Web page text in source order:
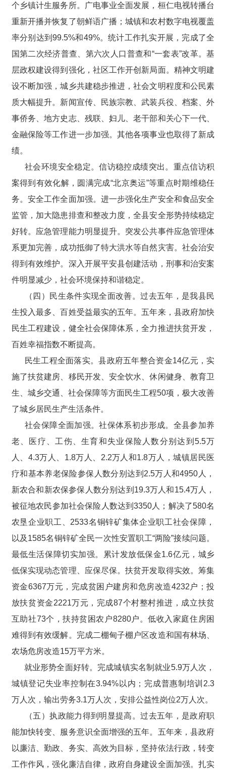
个乡镇计生服务所。广电事业全面发展，桓仁电视转播台
重新开播并恢复了朝鲜语广播；城镇和农村数字电视覆盖
率分别达到99.5%和49%。统计工作扎实开展，完成了全
国第二次经济普查、第六次人口普查和“一套表”改革。基
层政权建设得到强化，社区工作开创新局面。精神文明建
设不断加强，城乡共建稳步推进，社会文明程度和公民素
质大幅提升。新闻宣传、民族宗教、武装兵役、档案、外
事侨务、地方史志、残联、妇儿、老干部和关心下一代、
金融保险等工作进一步加强。其他各项事业也取得了新成
绩。
社会环境安全稳定。信访稳控成绩突出。重点信访积
案得到有效化解，圆满完成“北京奥运”等重点时期维稳任
务。安全工作全面加强。进一步强化生产安全和食品安全
监管，加大隐患排查和整改力度，全县安全形势持续稳定
好转。应急管理能力明显提升。突发公共事件应急管理体
系更加完善，成功抵御了特大洪水等自然灾害。社会治安
得到有效维护。深入开展平安县创建活动，刑事和治安案
件明显减少，社会环境保持和谐稳定。
（四）民生条件实现全面改善。过去五年，是我县民
生投入最多、百姓受益最实的五年。五年来，县政府加快
民生工程建设，健全社会保障体系，全力推进扶贫开发，
百姓幸福指数不断提高。
民生工程全面落实。县政府五年整合资金14亿元，实
施了扶贫建房、移民开发、安全饮水、休闲健身、教育卫
生、城乡交通、社会保障等方面民生工程50项，极大改善
了城乡居民生产生活条件。
社会保障全面加强。社保体系初步形成。全县参加养
老、医疗、工伤、生育和失业保险人数分别达到5.5万
人、4.3万人、1.8万人、2.2万人和1.8万人，城镇居民医
疗和基本养老保险参保人数分别达到2.5万人和4950人，
新农合和新农保参保人数分别达到19.3万人和15.4万人，
被征地农民参加社会保险人数达到3350人；解决了580名
农垦企业职工、2533名铜锌矿集体企业职工社会保障，
以及1585名铜锌矿全民一次性安置职工“两险”接续问题。
最低生活保障切实加强。累计发放低保金1.6亿元，城乡
低保实现动态管理、应保尽保。扶贫开发取得实效。筹集
资金6367万元，完成贫困户建房和危房改造4232户；投
放扶贫资金2221万元，完成87个村整村推进，成立扶贫
互助社73个，扶持贫困农户8280户。低收入家庭住房困
难得到有效缓解。完成二棚甸子棚户区改造和国有林场、
农场危房改造15万平方米。
就业形势全面好转。完成城镇实名制就业5.9万人次，
城镇登记失业率控制在3.94%以内；完成普惠制培训2.3
万人次，输出劳务3.1万人次，安排公益性岗位2万人次。
（五）执政能力得到明显提高。过去五年，是政府职
能加快转变、服务意识全面增强的五年。五年来，县政府
以廉洁、勤政、务实、高效为目标，坚持依法行政，转变
工作作风，强化廉洁自律，政府自身建设全面加强。扎实